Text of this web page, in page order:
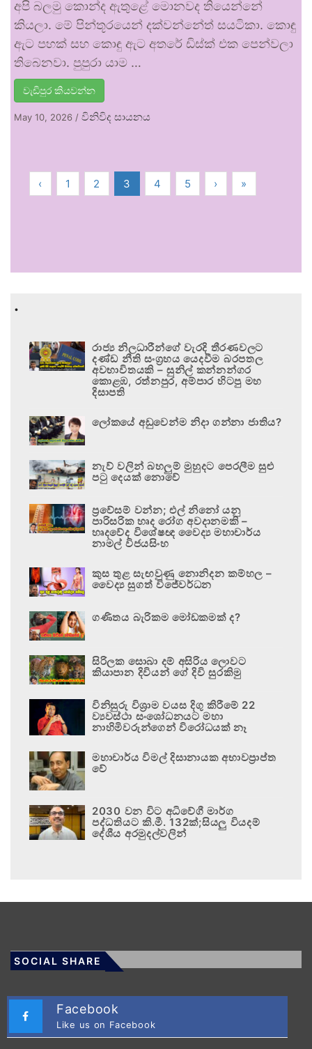
අපි බලමු කොන්ද ඇතුළේ මොනවද තියෙන්නේ
කියලා. මේ පින්තූරයෙන් දක්වන්නේත් සයටිකා. කොඳු
ඇට පහක් සහ කොඳු ඇට අතරේ ඩිස්ක් එක පෙන්වලා
තිබෙනවා. පුපුරා යාම …
වැඩිපුර කියවන්න
May 10, 2026 / විනිවිද සායනය
‹ 1 2 3 4 5 › »
.
රාජ්‍ය නිලධාරීන්ගේ වැරදි තීරණවලට
දණ්ඩ නීති සංග්‍රහය යෙදවීම බරපතල
අවභාවිතයකි – සුනිල් කන්නන්ගර
කොළඹ, රත්නපුර, අම්පාර හිටපු මහ
දිසාපති
ලෝකයේ අඩුවෙන්ම නිදා ගන්නා ජාතිය?
නැව් වලින් බහලුම් මුහුදට පෙරලීම සුළු
පටු දෙයක් නොවේ
ප්‍රවේසම් වන්න; එල් නිනෝ යනු
පාරිසරික හෘද රෝග අවදානමකි –
හෘදවේද විශේෂඥ වෛද්‍ය මහාචාර්ය
නාමල් විජයසිංහ
කුස තුළ සැඟවුණු නොනිදන කම්හල –
වෛද්‍ය සුගත් විජේවර්ධන
ගණිතය බැරිකම මෝඩකමක් ද?
සිරිලක සොබා දම් අසිරිය ලොවට
කියාපාන දිවියන් ගේ දිවි සුරකිමු
විනිසුරු විශ්‍රාම වයස දිගු කිරීමේ 22
ව්‍යවස්ථා සංශෝධනයට මහා
නාහිමිවරුන්ගෙන් විරෝධයක් නෑ
මහාචාර්ය විමල් දිසානායක අභාවප්‍රාප්ත
වේ
2030 වන විට අධිවේගී මාර්ග
පද්ධතියට කි.මී. 132ක්;සියලු වියදම්
දේශීය අරමුදල්වලින්
SOCIAL SHARE
Facebook
Like us on Facebook